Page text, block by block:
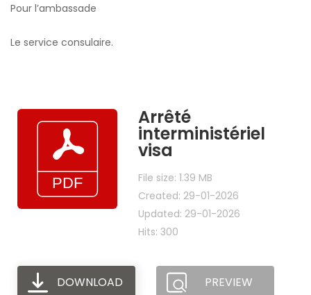
Pour l’ambassade
Le service consulaire.
Arrêté
interministériel
visa
File size: 1.39 MB
Created: 29-01-2026
Updated: 29-01-2026
Hits: 300
DOWNLOAD PREVIEW